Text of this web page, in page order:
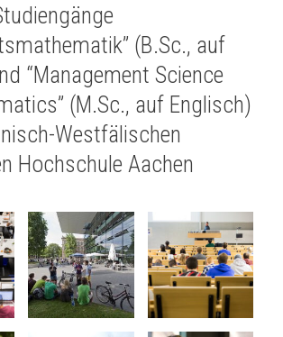
(B.Sc., auf
“Management Science
(M.Sc., auf Englisch)
Westfälischen
Hochschule Aachen